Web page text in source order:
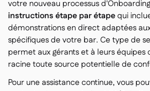
votre nouveau processus
instructions étape par étapequi
démonstrations en direct adaptées
spécifiques de votre bar. Ce type de
permet aux gérants et à leurs équipes
racine toute source potentielle de
Pour une assistance continue, vous